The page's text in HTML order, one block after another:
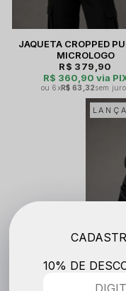
JAQUETA CROPPED
MICROLOGO
R$ 360,90 via
R$ 379,90
6xR$ 63,32sem
10% DE